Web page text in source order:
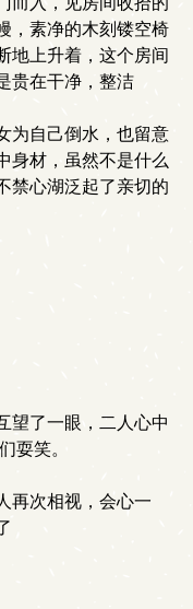
，素净的木刻镂空椅
地上升着，这个房间
贵在干净，整洁
为自己倒水，也留意
身材，虽然不是什么
禁心湖泛起了亲切的
望了一眼，二人心中
耍笑。
再次相视，会心一